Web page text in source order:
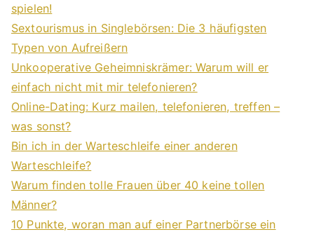
spielen!
Sextourismus in Singlebörsen: Die 3 häufigsten
Typen von Aufreißern
Unkooperative Geheimniskrämer: Warum will er
einfach nicht mit mir telefonieren?
Online-Dating: Kurz mailen, telefonieren, treffen –
was sonst?
Bin ich in der Warteschleife einer anderen
Warteschleife?
Warum finden tolle Frauen über 40 keine tollen
Männer?
10 Punkte, woran man auf einer Partnerbörse ein